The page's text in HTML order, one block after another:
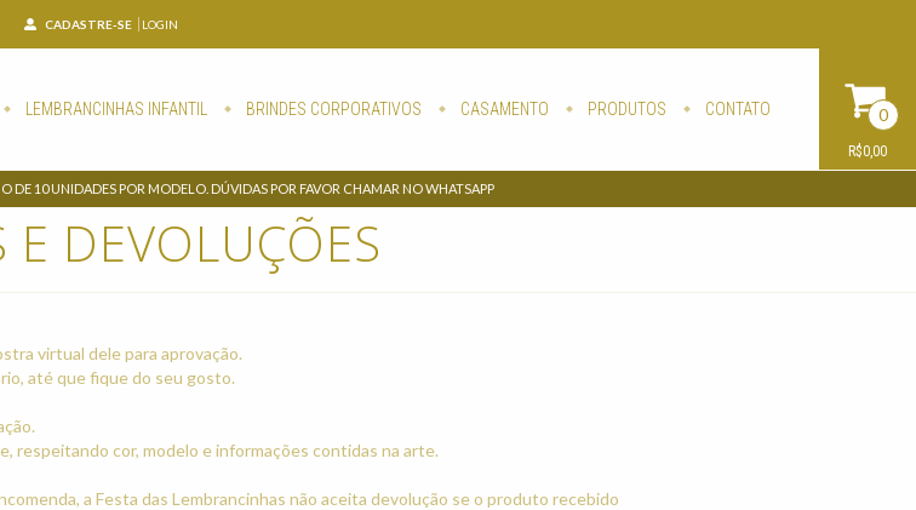
CADASTRE-SE LOGIN
LEMBRANCINHAS INFANTIL BRINDES CORPORATIVOS CASAMENTO PRODUTOS CONTATO 0
R$0,00
DE 10 UNIDADES POR MODELO. DÚVIDAS POR FAVOR CHAMAR NO WHATSAPP
E DEVOLUÇÕES
virtual dele para aprovação.
até que fique do seu gosto.
respeitando cor, modelo e informações contidas na arte.
a Festa das Lembrancinhas não aceita devolução se o produto recebido